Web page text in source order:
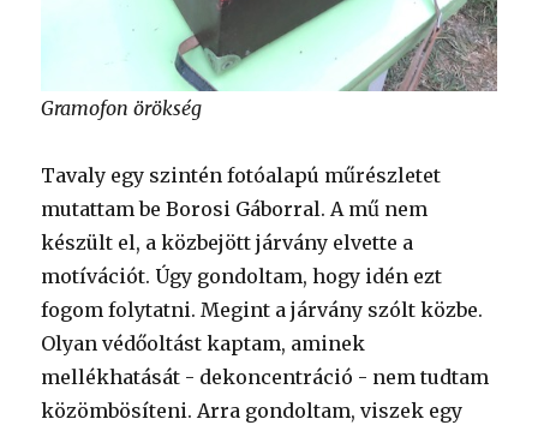
Gramofon örökség
Tavaly egy szintén fotóalapú műrészletet
mutattam be Borosi Gáborral. A mű nem
készült el, a közbejött járvány elvette a
motívációt. Úgy gondoltam, hogy idén ezt
fogom folytatni. Megint a járvány szólt közbe.
Olyan védőoltást kaptam, aminek
mellékhatását - dekoncentráció - nem tudtam
közömbösíteni. Arra gondoltam, viszek egy